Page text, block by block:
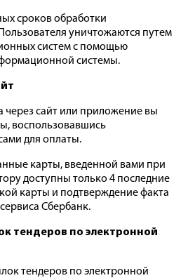
сроков обработки
уничтожаются путем
систем с помощью
системы.
через сайт или приложение вы
воспользовавшись
для оплаты.
карты, введенной вами при
доступны только 4 последние
карты и подтверждение факта
Сбербанк.
тендеров по электронной
тендеров по электронной